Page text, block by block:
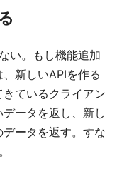
い。もし機能追加
新しいAPIを作る
ているクライアン
ータを返し、新し
ータを返す。すな